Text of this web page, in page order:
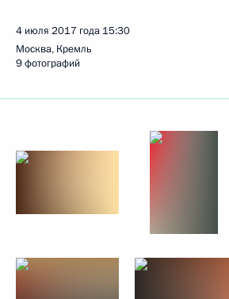
4 июля 2017 года 15:30
Москва, Кремль
9 фотографий